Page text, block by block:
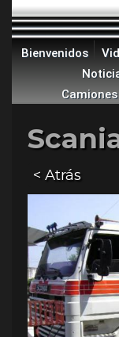
Bienvenidos
< Atrás